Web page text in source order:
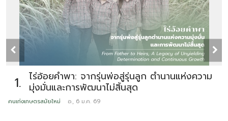
1.
ไร่อ้อยคำพา: จากรุ่นพ่อสู่รุ่นลูก ตำนานแห่งความ
มุ่งมั่นและการพัฒนาไม่สิ้นสุด
คนเก่งเกษตรสมัยใหม่
อ., 6 ม.ค. 69